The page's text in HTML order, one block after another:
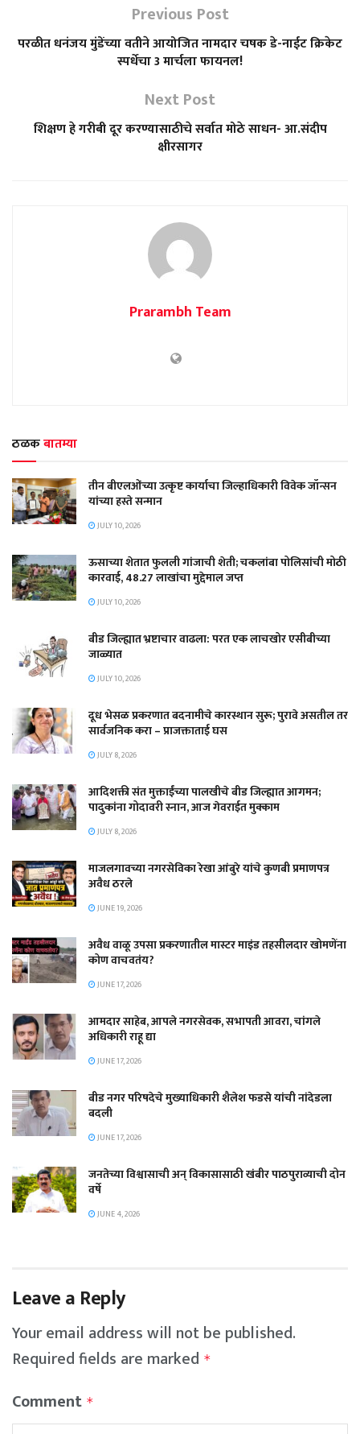
Previous Post
परळीत धनंजय मुंडेंच्या वतीने आयोजित नामदार चषक डे-नाईट क्रिकेट
स्पर्धेचा 3 मार्चला फायनल!
Next Post
शिक्षण हे गरीबी दूर करण्यासाठीचे सर्वात मोठे साधन- आ.संदीप
क्षीरसागर
Prarambh Team
ठळकबातम्या
तीन बीएलओंच्या उत्कृष्ट कार्याचा जिल्हाधिकारी विवेक जॉन्सन
यांच्या हस्ते सन्मान
JULY 10, 2026
ऊसाच्या शेतात फुलली गांजाची शेती; चकलांबा पोलिसांची मोठी
कारवाई, 48.27 लाखांचा मुद्देमाल जप्त
JULY 10, 2026
बीड जिल्ह्यात भ्रष्टाचार वाढला: परत एक लाचखोर एसीबीच्या
जाळ्यात
JULY 10, 2026
दूध भेसळ प्रकरणात बदनामीचे कारस्थान सुरू; पुरावे असतील तर
सार्वजनिक करा – प्राजक्ताताई घस
JULY 8, 2026
आदिशक्ती संत मुक्ताईंच्या पालखीचे बीड जिल्ह्यात आगमन;
पादुकांना गोदावरी स्नान, आज गेवराईत मुक्काम
JULY 8, 2026
माजलगावच्या नगरसेविका रेखा आंबुरे यांचे कुणबी प्रमाणपत्र
अवैध ठरले
JUNE 19, 2026
अवैध वाळू उपसा प्रकरणातील मास्टर माइंड तहसीलदार खोमणेंना
कोण वाचवतंय?
JUNE 17, 2026
आमदार साहेब, आपले नगरसेवक, सभापती आवरा, चांगले
अधिकारी राहू द्या
JUNE 17, 2026
बीड नगर परिषदेचे मुख्याधिकारी शैलेश फडसे यांची नांदेडला
बदली
JUNE 17, 2026
जनतेच्या विश्वासाची अन् विकासासाठी खंबीर पाठपुराव्याची दोन
वर्षे
JUNE 4, 2026
Leave a Reply
Your email address will not be published.
Required fields are marked *
Comment *